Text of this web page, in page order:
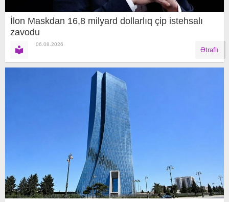
İlon Maskdan 16,8 milyard dollarlıq çip istehsalı
zavodu
06.08.2026
Ətraflı